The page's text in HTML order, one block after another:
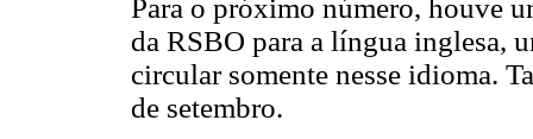
Para o próximo número, houve
da RSBO para a língua inglesa,
circular somente nesse idioma.
de setembro.